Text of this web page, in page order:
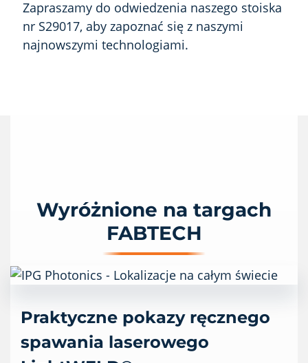
Zapraszamy do odwiedzenia naszego stoiska
nr S29017, aby zapoznać się z naszymi
najnowszymi technologiami.
Wyróżnione na targach
FABTECH
Praktyczne pokazy ręcznego
spawania laserowego